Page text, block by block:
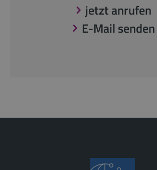
jetzt anrufen
E-Mail senden